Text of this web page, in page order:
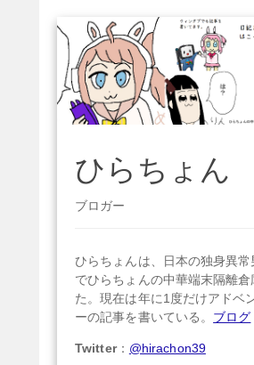
ひらちょん
ブロガー
ひらちょんは、日本の独身異常
でひらちょんの中華端末隔離倉
た。現在は年に1度だけアドベ
ーの記事を書いている。 ブログ
Twitter： @hirachon39